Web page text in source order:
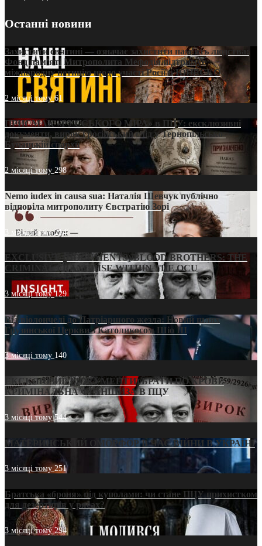
Останні новини
Захистити святині — означає захистити пам’ять людства:
Фонд пам’яті Митрополита Мефодія підтримує
міжнародну петицію щодо участі Росії в ЮНЕСКО
2 місяці тому61
ПРИСМАК «РУССЬКОГО МІРА» в ПЦУ: ексклюзивні
документи, вирок і російський слід у Тернопільсько-
Бучацькій єпархії
2 місяці тому 298
Nemo iudex in causa sua: Наталія Шевчук публічно
відповіла митрополиту Євстратію Зорі
3 місяці тому214
EXCLUSIVE (DOCUMENTS)/BLOOD BROTHERS: THE
CRIMINAL FRANCHISE WITHIN THE OCU
3 місяці тому129
Від віолончелі до Патріаршого жезла: Новий шлях
Грузинської Церкви з Католикосом Шіо III
3 місяці тому 140
ЕКСКЛЮЗИВ (ДОКУМЕНТИ)/БРАТИ ПО КРОВІ:
КРИМІНАЛЬНА ФРАНШИЗА В ПЦУ
3 місяці тому544
МАТЕРИНСЬКИЙ ОМОРФОР В ЧАС ВІЙНИ В УКРАЇНІ
3 місяці тому251
Братська «броня» під куполами: чи стане ПЦУ прихистком
для дезертирів у рясах?
3 місяці тому294